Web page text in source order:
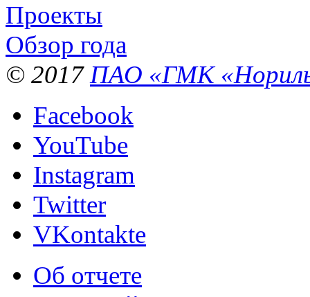
Проекты
Обзор года
© 2017 ПАО «ГМК
Facebook
YouTube
Instagram
Twitter
VKontakte
Об отчете